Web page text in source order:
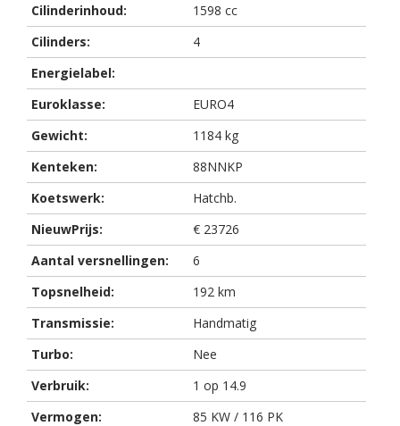
Cilinderinhoud:
1598 cc
Cilinders:
4
Energielabel:
Euroklasse:
EURO4
Gewicht:
1184 kg
Kenteken:
88NNKP
Koetswerk:
Hatchb.
NieuwPrijs:
€ 23726
Aantal versnellingen:
6
Topsnelheid:
192 km
Transmissie:
Handmatig
Turbo:
Nee
Verbruik:
1 op 14.9
Vermogen:
85 KW / 116 PK